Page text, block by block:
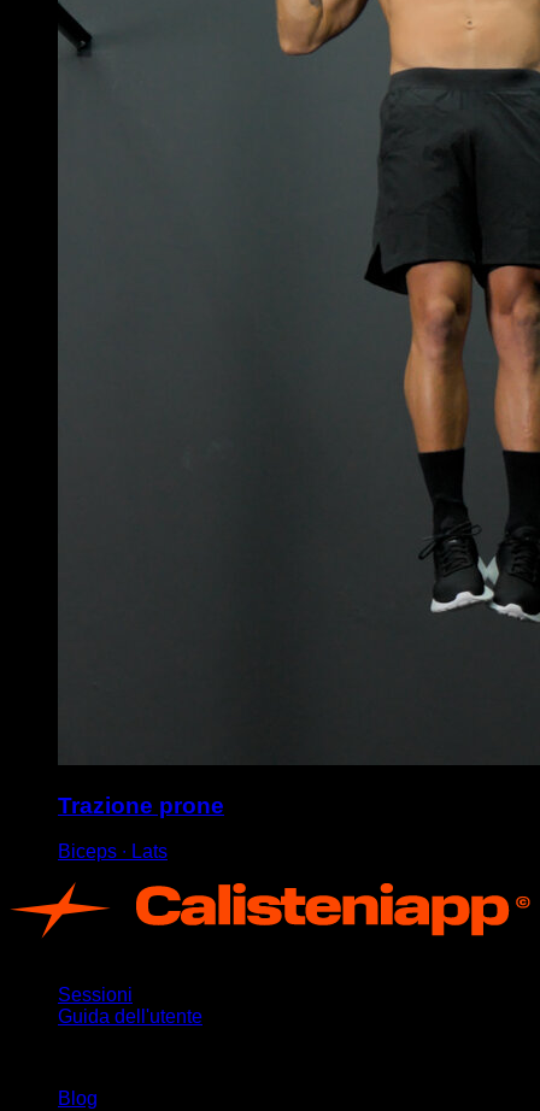
Trazione prone
Biceps ∙ Lats
Sessioni
Guida dell'utente
Blog